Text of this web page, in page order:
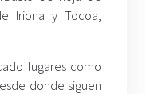
Iriona y Tocoa,
lugares como
donde siguen